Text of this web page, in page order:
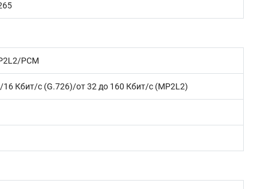
PCM
Кбит/с (G.726)/от 32 до 160 Кбит/с (MP2L2)